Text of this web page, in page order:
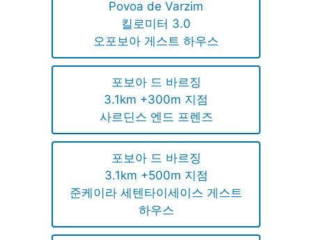
Povoa de Varzim
킬로미터 3.0
오포보아 게스트 하우스
포보아 드 바르징
3.1km +300m 지점
사르딘스 엔드 프렌즈
포보아 드 바르징
3.1km +500m 지점
준케이라 세텐타이세이스 게스트
하우스